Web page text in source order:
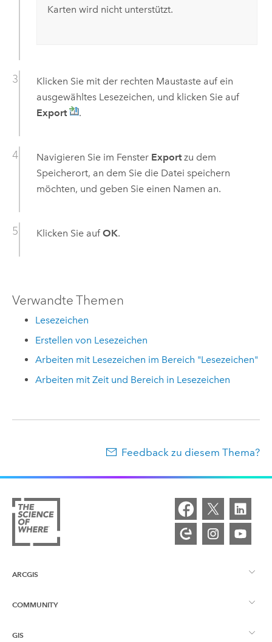
Karten wird nicht unterstützt.
Klicken Sie mit der rechten Maustaste auf ein
ausgewähltes Lesezeichen, und klicken Sie auf
Export
.
Navigieren Sie im Fenster Exportzu dem
Speicherort, an dem Sie die Datei speichern
möchten, und geben Sie einen Namen an.
Klicken Sie auf OK.
Verwandte Themen
Lesezeichen
Erstellen von Lesezeichen
Arbeiten mit Lesezeichen im Bereich "Lesezeichen"
Arbeiten mit Zeit und Bereich in Lesezeichen
Feedback zu diesem Thema?
ARCGIS
ArcGIS – Überblick
COMMUNITY
Esri Community
GIS